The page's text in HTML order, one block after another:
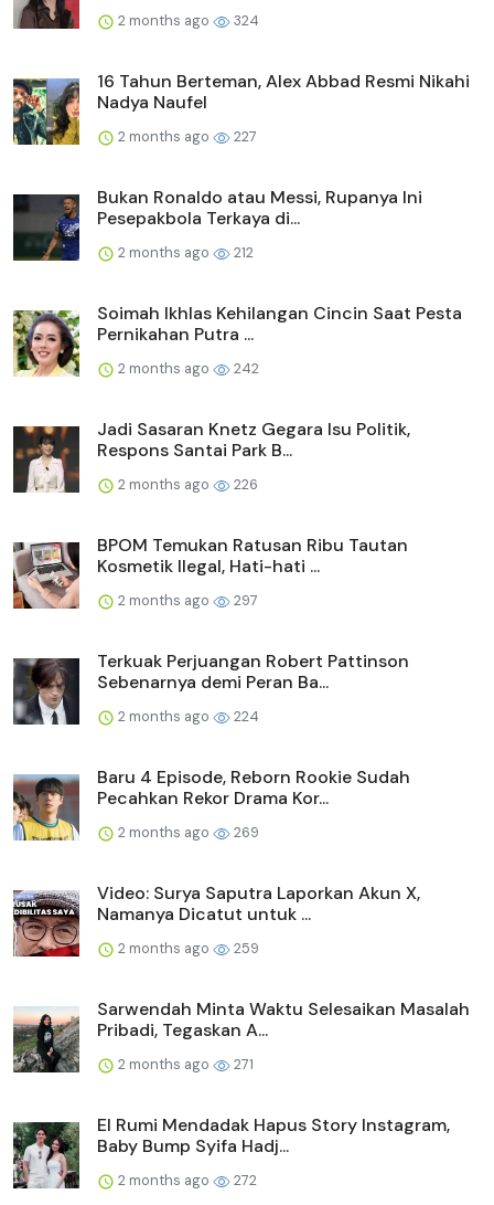
2 months ago 324
16 Tahun Berteman, Alex Abbad Resmi Nikahi
Nadya Naufel
2 months ago 227
Bukan Ronaldo atau Messi, Rupanya Ini
Pesepakbola Terkaya di...
2 months ago 212
Soimah Ikhlas Kehilangan Cincin Saat Pesta
Pernikahan Putra ...
2 months ago 242
Jadi Sasaran Knetz Gegara Isu Politik,
Respons Santai Park B...
2 months ago 226
BPOM Temukan Ratusan Ribu Tautan
Kosmetik Ilegal, Hati-hati ...
2 months ago 297
Terkuak Perjuangan Robert Pattinson
Sebenarnya demi Peran Ba...
2 months ago 224
Baru 4 Episode, Reborn Rookie Sudah
Pecahkan Rekor Drama Kor...
2 months ago 269
Video: Surya Saputra Laporkan Akun X,
Namanya Dicatut untuk ...
2 months ago 259
Sarwendah Minta Waktu Selesaikan Masalah
Pribadi, Tegaskan A...
2 months ago 271
El Rumi Mendadak Hapus Story Instagram,
Baby Bump Syifa Hadj...
2 months ago 272